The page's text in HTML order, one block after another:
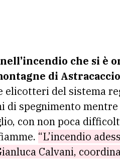
che si è
di Astracaccio
elicotteri del sistema
spegnimento
con non poca
“L’incendio
Calvani,